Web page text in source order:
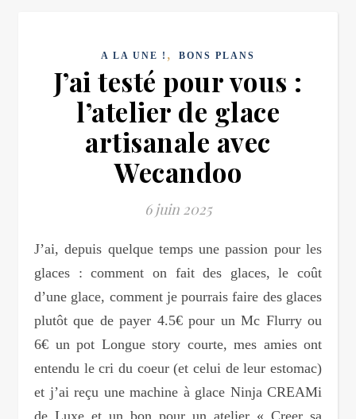
A LA UNE ! , BONS PLANS
J’ai testé pour vous :
l’atelier de glace
artisanale avec
Wecandoo
6 juin 2025
J’ai, depuis quelque temps une passion pour les
glaces : comment on fait des glaces, le coût
d’une glace, comment je pourrais faire des glaces
plutôt que de payer 4.5€ pour un Mc Flurry ou
6€ un pot Longue story courte, mes amies ont
entendu le cri du coeur (et celui de leur estomac)
et j’ai reçu une machine à glace Ninja CREAMi